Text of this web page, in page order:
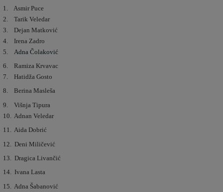
1. Asmir Puce
2. Tarik Veledar
3. Dejan Matković
4. Irena Zadro
5. Adna Čolaković
6. Ramiza Krvavac
7. Hatidža Gosto
8. Berina Masleša
9. Višnja Tipura
10. Adnan Veledar
11. Aida Dobrić
12. Deni Miličević
13. Dragica Livančić
14. Ivana Lasta
15. Adna Šabanović